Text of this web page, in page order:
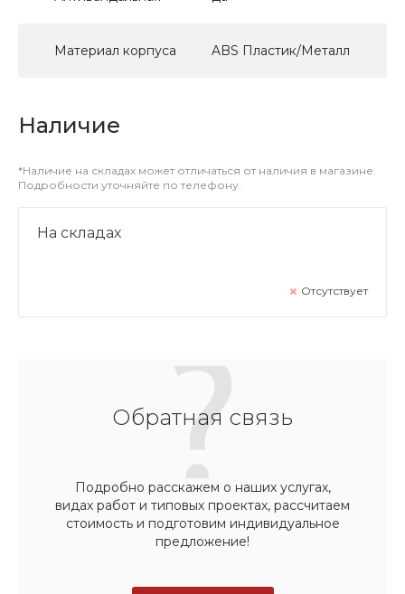
Материал корпуса ABS Пластик/Металл
Наличие
*Наличие на складах может отличаться от наличия в магазине.
Подробности уточняйте по телефону.
На складах
Отсутствует
Обратная связь
Подробно расскажем о наших услугах,
видах работ и типовых проектах, рассчитаем
стоимость и подготовим индивидуальное
предложение!